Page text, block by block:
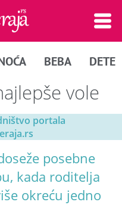
BEBA DETE
vole
portala
posebne
kada roditelja
okreću jedno